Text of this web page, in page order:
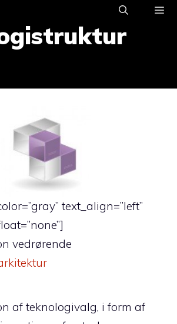
text_align=”left”
vedrørende
af teknologivalg, i form af